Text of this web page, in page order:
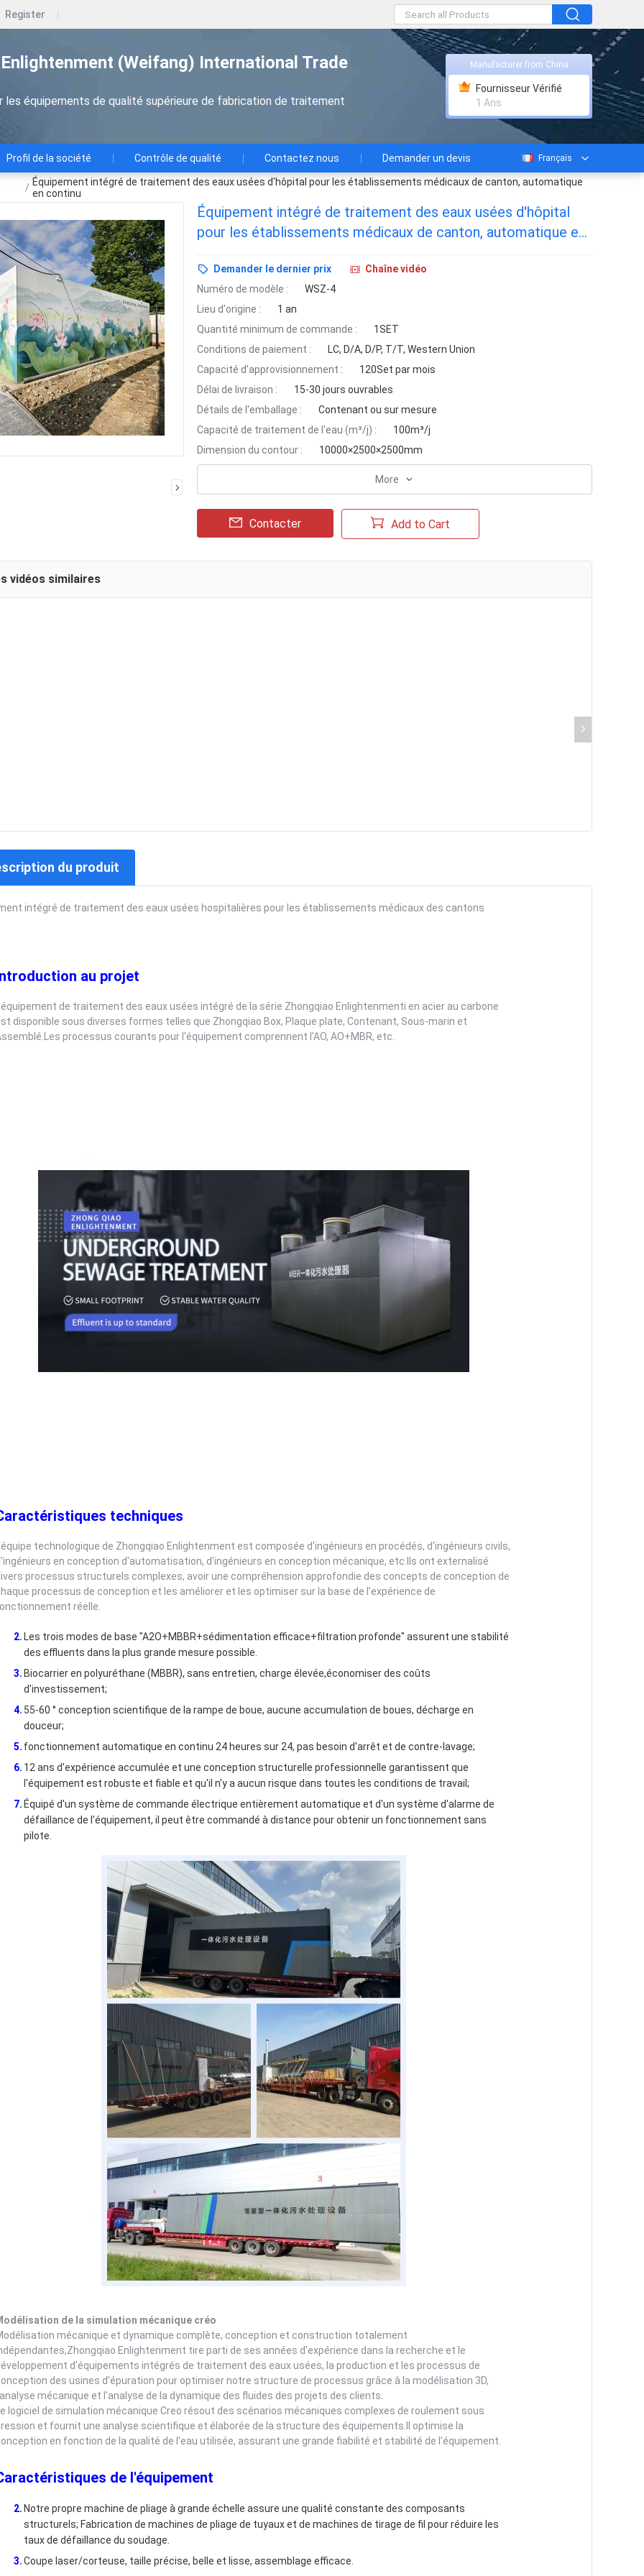
Register
(Weifang) International Trade
les équipements de qualité supérieure de fabrication de traitement
Manufacturer from China
Fournisseur Vérifié
1 Ans
Profil de la société Contrôle de qualité Contactez nous Demander un devis Français
/ Équipement intégré de traitement des eaux usées d'hôpital pour les établissements médicaux de canton, automatique
en continu
Équipement intégré de traitement des eaux usées d'hôpital
pour les établissements médicaux de canton, automatique en
continu
Demander le dernier prix
Chaîne vidéo
Numéro de modèle :
WSZ-4
Lieu d'origine :
1 an
Quantité minimum de commande :
1SET
Conditions de paiement :
LC, D/A, D/P, T/T, Western Union
Capacité d'approvisionnement :
120Set par mois
Délai de livraison :
15-30 jours ouvrables
Détails de l'emballage :
Contenant ou sur mesure
Capacité de traitement de l'eau (m³/j) :
100m³/j
Dimension du contour :
10000×2500×2500mm
More
Contacter Add to Cart
vidéos similaires
du produit
intégré de traitement des eaux usées hospitalières pour les établissements médicaux des cantons
au projet
de traitement des eaux usées intégré de la série Zhongqiao Enlightenmenti en acier au carbone
disponible sous diverses formes telles que Zhongqiao Box, Plaque plate, Contenant, Sous-marin et
processus courants pour l'équipement comprennent l'AO, AO+MBR, etc.
techniques
technologique de Zhongqiao Enlightenment est composée d'ingénieurs en procédés, d'ingénieurs civils,
en conception d'automatisation, d'ingénieurs en conception mécanique, etc.Ils ont externalisé
processus structurels complexes, avoir une compréhension approfondie des concepts de conception de
processus de conception et les améliorer et les optimiser sur la base de l'expérience de
réelle.
Les trois modes de base "A2O+MBBR+sédimentation efficace+filtration profonde" assurent une stabilité
des effluents dans la plus grande mesure possible.
Biocarrier en polyuréthane (MBBR), sans entretien, charge élevée,économiser des coûts
d'investissement;
55-60 ° conception scientifique de la rampe de boue, aucune accumulation de boues, décharge en
douceur;
fonctionnement automatique en continu 24 heures sur 24, pas besoin d'arrêt et de contre-lavage;
12 ans d'expérience accumulée et une conception structurelle professionnelle garantissent que
l'équipement est robuste et fiable et qu'il n'y a aucun risque dans toutes les conditions de travail;
Équipé d'un système de commande électrique entièrement automatique et d'un système d'alarme de
défaillance de l'équipement, il peut être commandé à distance pour obtenir un fonctionnement sans
pilote.
de la simulation mécanique créo
mécanique et dynamique complète, conception et construction totalement
Enlightenment tire parti de ses années d'expérience dans la recherche et le
d'équipements intégrés de traitement des eaux usées, la production et les processus de
des usines d'épuration pour optimiser notre structure de processus grâce à la modélisation 3D,
mécanique et l'analyse de la dynamique des fluides des projets des clients.
Le logiciel de simulation mécanique Creo résout des scénarios mécaniques complexes de roulement sous
et fournit une analyse scientifique et élaborée de la structure des équipements.Il optimise la
en fonction de la qualité de l'eau utilisée, assurant une grande fiabilité et stabilité de l'équipement.
de l'équipement
Notre propre machine de pliage à grande échelle assure une qualité constante des composants
structurels; Fabrication de machines de pliage de tuyaux et de machines de tirage de fil pour réduire les
taux de défaillance du soudage.
Coupe laser/corteuse, taille précise, belle et lisse, assemblage efficace.